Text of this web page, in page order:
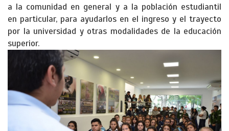
a la comunidad en general y a la población estudiantil
en particular, para ayudarlos en el ingreso y el trayecto
por la universidad y otras modalidades de la educación
superior.